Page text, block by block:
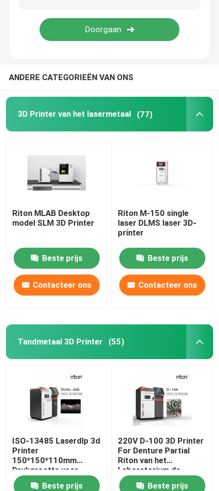
Juwelen 3D Printer
3D de Harsprinter van SLA
Laser Sinterende Machine
titanium 3d printer
Draadbuigmachine DMIS-V1
Draadbuigmachine DMIS-V1
Draadbuigmachine DMIS-V1
ANDERE CATEGORIEËN VAN ONS
3D Printer van het lasermetaal (77)
Riton MLAB Desktop
model SLM 3D Printer
Beste prijs
Contacteer ons
Riton M-150 single
laser DLMS laser 3D-
printer
Beste prijs
Contacteer ons
Tandmetaal 3D Printer (55)
ISO-13485 Laserdlp 3d
Printer
150*150*110mm
Drukgrootte voor
Tandimplant Modellen
Beste prijs
220V D-100 3D Printer
For Denture Partial
Riton van het
Laboratorium de
Tandmetaal
Beste prijs